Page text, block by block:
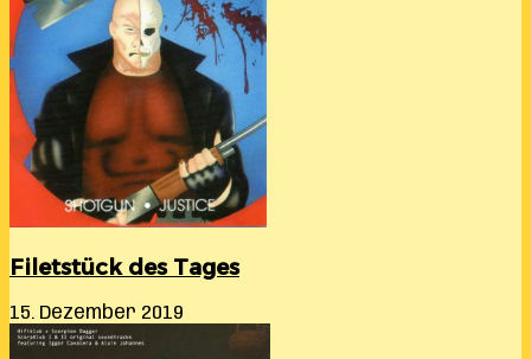
Filetstück des Tages
15. Dezember 2019